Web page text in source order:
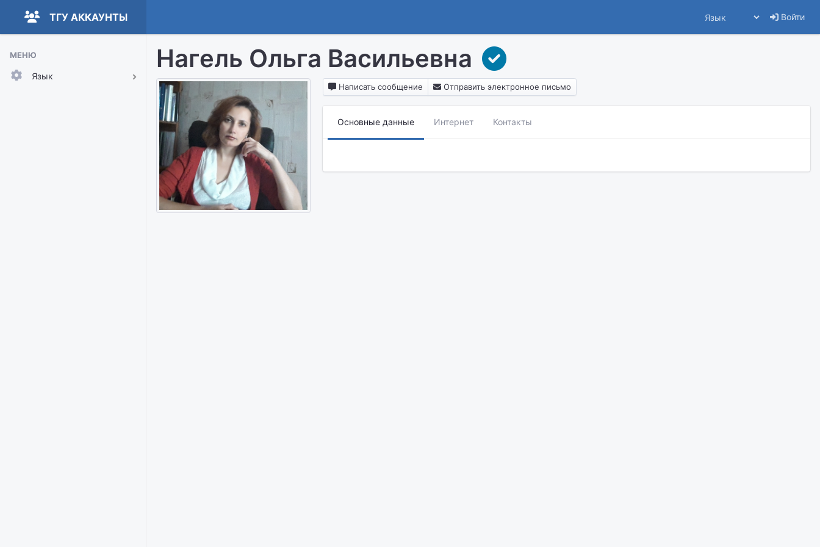
ТГУ АККАУНТЫ Войти
МЕНЮ
Язык
Нагель Ольга Васильевна
Написать сообщение Отправить электронное письмо
Основные данные Интернет Контакты